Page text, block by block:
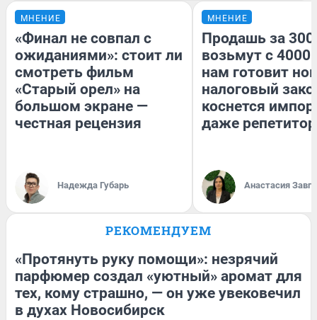
МНЕНИЕ
«Финал не совпал с
ожиданиями»: стоит ли
смотреть фильм
«Старый орел» на
большом экране —
честная рецензия
Надежда Губарь
МНЕНИЕ
Продашь за
возьмут с
нам готовит
налоговый
коснется
даже
Анастасия
РЕКОМЕНДУЕМ
«Протянуть руку помощи»: незрячий
парфюмер создал «уютный» аромат для
тех, кому страшно, — он уже увековечил
в духах Новосибирск